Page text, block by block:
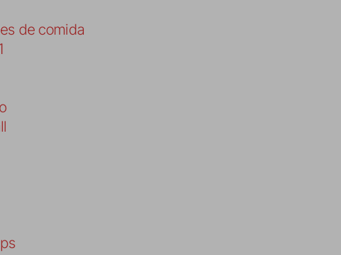
de comida